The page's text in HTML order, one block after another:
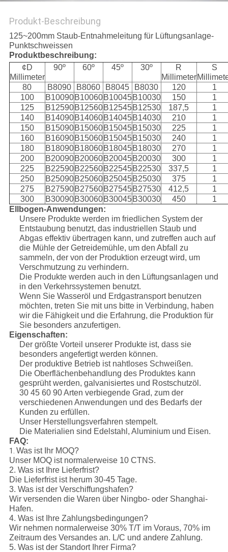
Produkt-Beschreibung
125~200mm Staub-Entnahmeleitung für Lüftungsanlage-
Punktschweissen
Produktbeschreibung:
¢D
Millimeter
90º 60º 45º 30º
R
Millimeter
S
80
B8090 B8060 B8045 B8030 120
1
100
B10090B10060B10045B10030 150
1
125
B12590B12560B12545B12530 187,5
1
140
B14090B14060B14045B14030 210
1
150
B15090B15060B15045B15030 225
1
160
B16090B15060B15045B15030 240
1
180
B18090B18060B18045B18030 270
1
200
B20090B20060B20045B20030 300
1
225
B22590B22560B22545B22530 337,5
1
250
B25090B25060B25045B25030 375
1
275
B27590B27560B27545B27530 412,5
1
300
B30090B30060B30045B30030 450
1
Ellbogen-Anwendungen:
Unsere Produkte werden im friedlichen System der
Entstaubung benutzt, das industriellen Staub und
Abgas effektiv übertragen kann, und zutreffen auch auf
die Mühle der Getreidemühle, um den Abfall zu
sammeln, der von der Produktion erzeugt wird, um
Verschmutzung zu verhindern.
Die Produkte werden auch in den Lüftungsanlagen und
in den Verkehrssystemen benutzt.
Wenn Sie Wasseröl und Erdgastransport benutzen
möchten, treten Sie mit uns bitte in Verbindung, haben
wir die Fähigkeit und die Erfahrung, die Produktion für
Sie besonders anzufertigen.
Eigenschaften:
Der größte Vorteil unserer Produkte ist, dass sie
besonders angefertigt werden können.
Der produktive Betrieb ist nahtloses Schweißen.
Die Oberflächenbehandlung des Produktes kann
gesprüht werden, galvanisiertes und Rostschutzöl.
30 45 60 90 Arten verbiegende Grad, zum der
verschiedenen Anwendungen und des Bedarfs der
Kunden zu erfüllen.
Unser Herstellungsverfahren stempelt.
Die Materialien sind Edelstahl, Aluminium und Eisen.
FAQ:
1. Was ist Ihr MOQ?
Unser MOQ ist normalerweise 10 CTNS.
2. Was ist Ihre Lieferfrist?
Die Lieferfrist ist herum 30-45 Tage.
3. Was ist der Verschiffungshafen?
Wir versenden die Waren über Ningbo- oder Shanghai-
Hafen.
4. Was ist Ihre Zahlungsbedingungen?
Wir nehmen normalerweise 30% T/T im Voraus, 70% im
Zeitraum des Versandes an. L/C und andere Zahlung.
5. Was ist der Standort Ihrer Firma?